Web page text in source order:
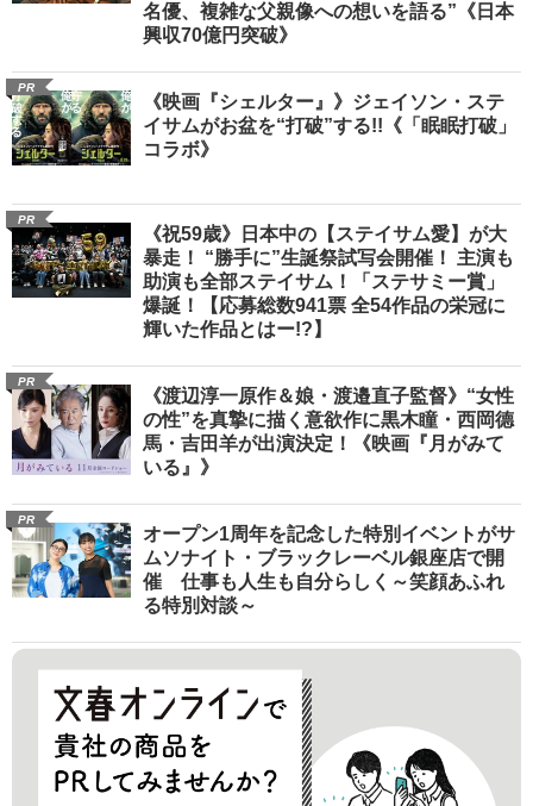
名優、複雑な父親像への想いを語る”《日本
興収70億円突破》
PR
《映画『シェルター』》ジェイソン・ステ
イサムがお盆を“打破”する!!《「眠眠打破」
コラボ》
PR
《祝59歳》日本中の【ステイサム愛】が大
暴走！ “勝手に”生誕祭試写会開催！ 主演も
助演も全部ステイサム！「ステサミー賞」
爆誕！【応募総数941票 全54作品の栄冠に
輝いた作品とはー!?】
PR
《渡辺淳一原作＆娘・渡邉直子監督》“女性
の性”を真摯に描く意欲作に黒木瞳・西岡德
馬・吉田羊が出演決定！《映画『月がみて
いる』》
PR
オープン1周年を記念した特別イベントがサ
ムソナイト・ブラックレーベル銀座店で開
催 仕事も人生も自分らしく～笑顔あふれ
る特別対談～